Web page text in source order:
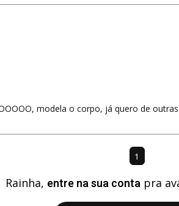
modela o corpo, já quero de
1
Rainha, entre na sua contapra